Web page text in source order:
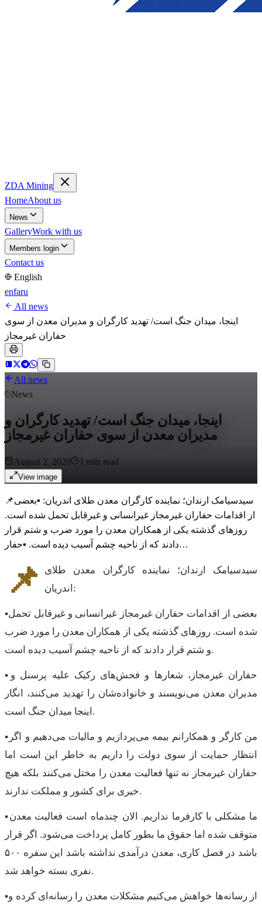
ZDA Mining
HomeAbout us
News
GalleryWork with us
Members login
Contact us
English
enfaru
All news
اینجا، میدان جنگ است/ تهدید کارگران و مدیران معدن از سوی
حفاران غیرمجاز
All news
News
اینجا، میدان جنگ است/ تهدید کارگران و
مدیران معدن از سوی حفاران غیرمجاز
August 2, 2020 1 min read
View image
📌سیدسیامک ارندان؛ نماینده کارگران معدن طلای اندریان: ▪️بعضی
از اقدامات حفاران غیرمجاز غیرانسانی و غیرقابل تحمل شده است.
روزهای گذشته یکی از همکاران معدن را مورد ضرب و شتم قرار
دادند که از ناحیه چشم آسیب دیده است. ▪️حفار…
📌
سیدسیامک ارندان؛ نماینده کارگران معدن طلای
اندریان:
▪️بعضی از اقدامات حفاران غیرمجاز غیرانسانی و غیرقابل تحمل
شده است. روزهای گذشته یکی از همکاران معدن را مورد ضرب
و شتم قرار دادند که از ناحیه چشم آسیب دیده است.
▪️حفاران غیرمجاز، شعارها و فحش‌های رکیک علیه پرسنل و
مدیران معدن می‌نویسند و خانواده‌شان را تهدید می‌کنند، انگار
اینجا میدان جنگ است.
▪️من کارگر و همکارانم بیمه می‌پردازیم و مالیات می‌دهیم و اگر
انتظار حمایت از سوی دولت را داریم به خاطر این است اما
حفاران غیرمجاز نه تنها فعالیت معدن را مختل می‌کنند بلکه هیچ
خیری برای کشور و مملکت ندارند.
▪️ما مشکلی با کارفرما نداریم. الان چندماه است فعالیت معدن
متوقف شده اما حقوق ما بطور کامل پرداخت می‌شود. اگر قرار
باشد در فصل کاری، معدن درآمدی نداشته باشد این سفره ۵۰۰
نفری بسته خواهد شد.
▪️از رسانه‌ها خواهش می‌کنیم مشکلات معدن را رسانه‌ای کرده و